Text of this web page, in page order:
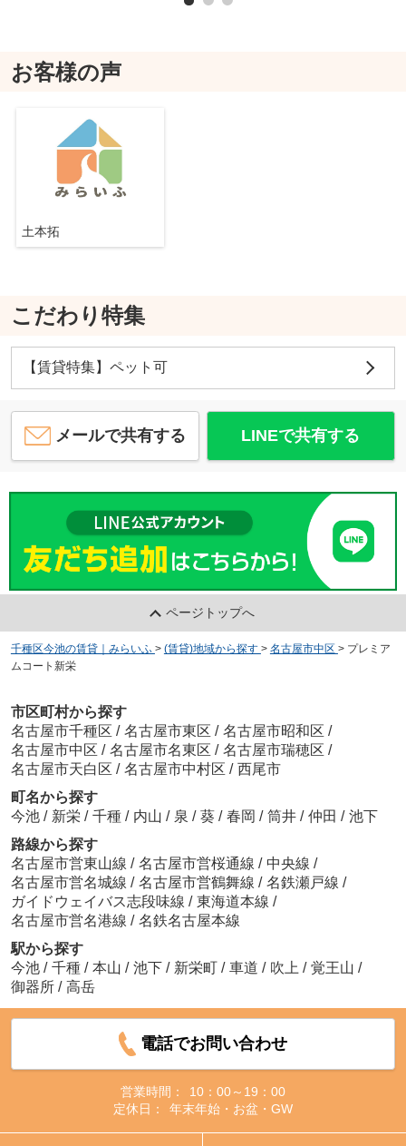
お客様の声
土本拓
こだわり特集
【賃貸特集】ペット可
メールで共有する LINEで共有する
ページトップへ
千種区今池の賃貸｜みらいふ > (賃貸)地域から探す > 名古屋市中区 > プレミア
ムコート新栄
市区町村から探す
名古屋市千種区 / 名古屋市東区 / 名古屋市昭和区 /
名古屋市中区 / 名古屋市名東区 / 名古屋市瑞穂区 /
名古屋市天白区 / 名古屋市中村区 / 西尾市
町名から探す
今池 / 新栄 / 千種 / 内山 / 泉 / 葵 / 春岡 / 筒井 / 仲田 / 池下
路線から探す
名古屋市営東山線 / 名古屋市営桜通線 / 中央線 /
名古屋市営名城線 / 名古屋市営鶴舞線 / 名鉄瀬戸線 /
ガイドウェイバス志段味線 / 東海道本線 /
名古屋市営名港線 / 名鉄名古屋本線
駅から探す
今池 / 千種 / 本山 / 池下 / 新栄町 / 車道 / 吹上 / 覚王山 /
御器所 / 高岳
電話でお問い合わせ
営業時間：
10：00～19：00
定休日：
年末年始・お盆・GW